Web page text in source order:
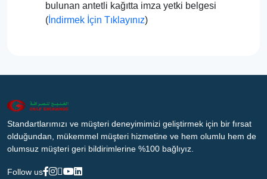
bulunan antetli kağıtta imza yetki belgesi
( İndirmek İçin Tıklayınız)
Standartlarımızı ve müşteri deneyimimizi geliştirmek için bir fırsat
olduğundan, mükemmel müşteri hizmetine ve hem olumlu hem de
olumsuz müşteri geri bildirimlerine %100 bağlıyız.
Follow us